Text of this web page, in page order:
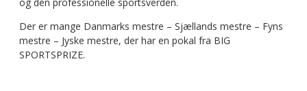
Der er mange Danmarks mestre – Sjællands mestre – Fyns
mestre – Jyske mestre, der har en pokal fra BIG
SPORTSPRIZE.